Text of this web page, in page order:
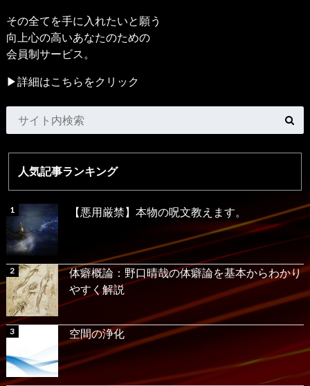
その全てを手に入れたいと願う
向上心の高いあなたのための
会員制サービス。
▶詳細はこちらをクリック
人気記事ランキング
【悪用厳禁】本物の呪文教えます。
体癖概論：野口晴哉の体癖論を基本からわかり
やすく解説
空間の浄化